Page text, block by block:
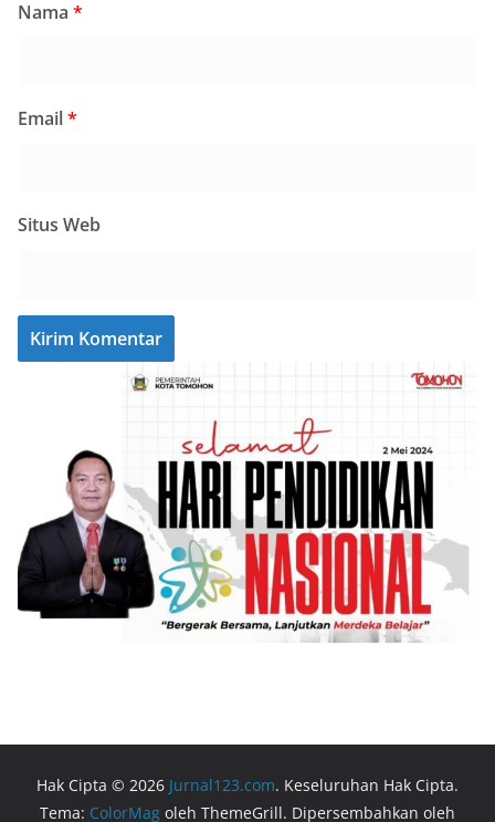
Nama *
Email*
Situs Web
Hak Cipta © 2026 Jurnal123.com. Keseluruhan Hak Cipta.
Tema: ColorMag oleh ThemeGrill. Dipersembahkan oleh